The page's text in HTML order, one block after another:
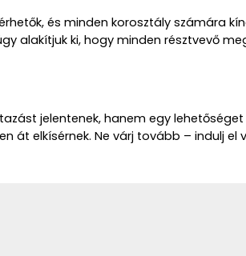
és minden korosztály számára
alakítjuk ki, hogy minden résztvevő
jelentenek, hanem egy
át elkísérnek. Ne várj tovább – indulj el